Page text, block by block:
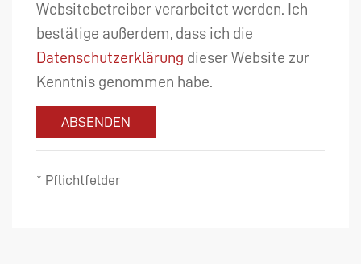
Websitebetreiber verarbeitet werden. Ich
bestätige außerdem, dass ich die
Datenschutzerklärung dieser Website zur
Kenntnis genommen habe.
ABSENDEN
* Pflichtfelder